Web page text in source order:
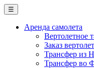
☰
Аренда самолета
Вертолетное
Заказ
Трансфер из
Трансфер во